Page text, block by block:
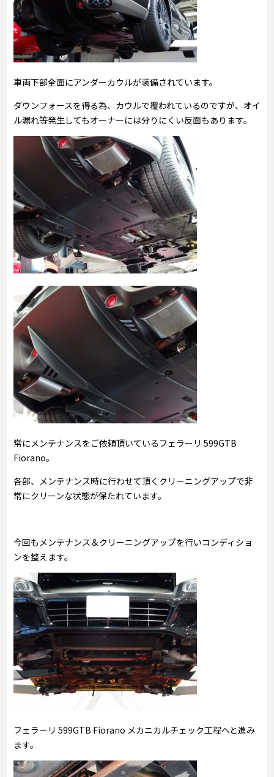
車両下部全面にアンダーカウルが装備されています。
ダウンフォースを得る為、カウルで覆われているのですが、オイ
ル漏れ等発生してもオーナーには分りにくい反面もあります。
常にメンテナンスをご依頼頂いているフェラーリ 599GTB
Fiorano。
各部、メンテナンス時に行わせて頂くクリーニングアップで非
常にクリーンな状態が保たれています。
今回もメンテナンス＆クリーニングアップを行いコンディショ
ンを整えます。
フェラーリ 599GTB Fiorano メカニカルチェック工程へと進み
ます。